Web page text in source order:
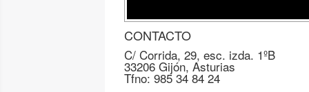
CONTACTO
C/ Corrida, 29, esc. izda. 1ºB
33206 Gijón, Asturias
Tfno: 985 34 84 24